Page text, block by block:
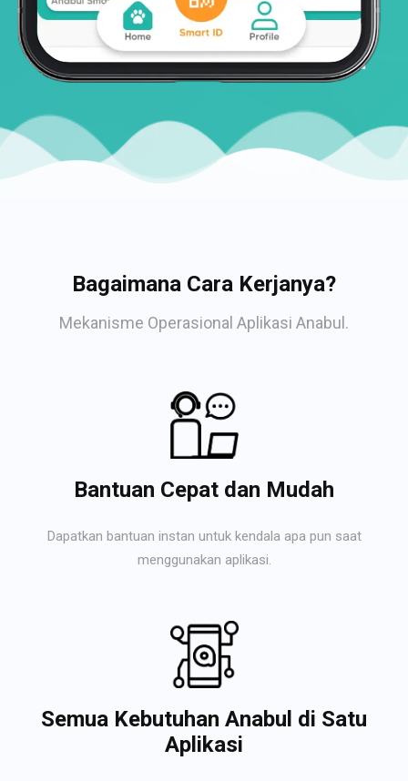
Bagaimana Cara Kerjanya?
Mekanisme Operasional Aplikasi Anabul.
Bantuan Cepat dan Mudah
Dapatkan bantuan instan untuk kendala apa pun saat
menggunakan aplikasi.
Semua Kebutuhan Anabul di Satu
Aplikasi